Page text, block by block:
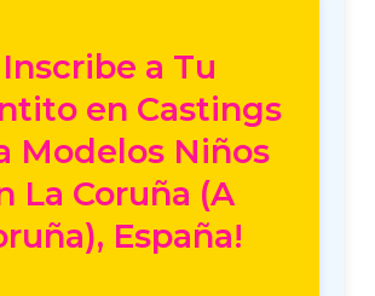
a Tu
en Castings
Modelos Niños
La Coruña (A
España!